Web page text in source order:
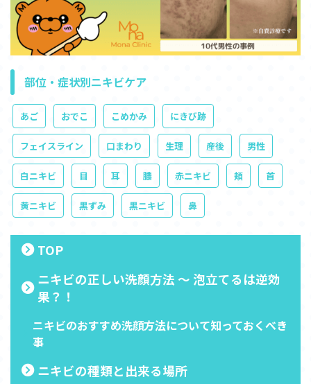
部位・症状別ニキビケア
あご おでこ こめかみ にきび跡
フェイスライン 口まわり 生理 産後 男性
白ニキビ 目 耳 膿 赤ニキビ 頬 首
黄ニキビ 黒ずみ 黒ニキビ 鼻
TOP
ニキビの正しい洗顔方法 ～ 泡立てるは逆効
果？！
ニキビのおすすめ洗顔方法について知っておくべき
事
ニキビの種類と出来る場所